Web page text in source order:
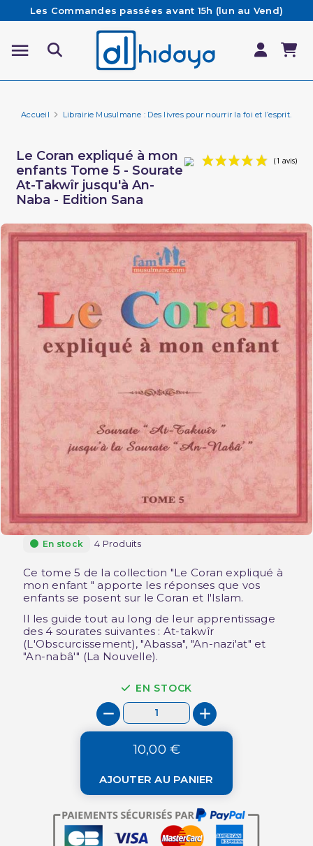
Les Commandes passées avant 15h (lun au Vend)
sont préparées et expédiées le jour même
Besoin d'aide ? Retrouvez notre FAQ
Livraison offerte à partir de 65€ d'achat*
Accueil Librairie Musulmane : Des livres pour nourrir la foi et l’esprit.
Le Coran expliqué à mon
enfants Tome 5 - Sourate
At-Takwîr jusqu'à An-
Naba - Edition Sana
En stock 4 Produits
Ce tome 5 de la collection "Le Coran expliqué à
mon enfant " apporte les réponses que vos
enfants se posent sur le Coran et l'Islam.
Il les guide tout au long de leur apprentissage
des 4 sourates suivantes : At-takwîr
(L'Obscurcissement), "Abassa", "An-nazi'at" et
"An-nabâ'" (La Nouvelle).
EN STOCK
10,00 €
AJOUTER AU PANIER